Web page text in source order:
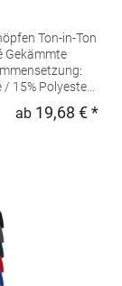
Ton-in-Ton
15% Polyester),
ab 19,68 € *